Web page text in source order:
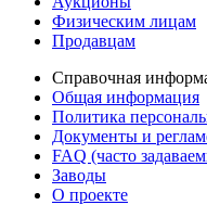
Физическим лицам
Продавцам
Справочная
Общая информация
Политика
Документы и
FAQ (часто
Заводы
О проекте